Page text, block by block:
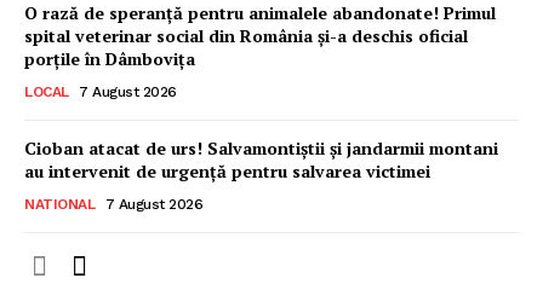
2de 2
O rază de speranță pentru animalele abandonate! Primul
spital veterinar social din România și-a deschis oficial
porțile în Dâmbovița
LOCAL 7 August 2026
Cioban atacat de urs! Salvamontiștii și jandarmii montani
au intervenit de urgență pentru salvarea victimei
NATIONAL 7 August 2026